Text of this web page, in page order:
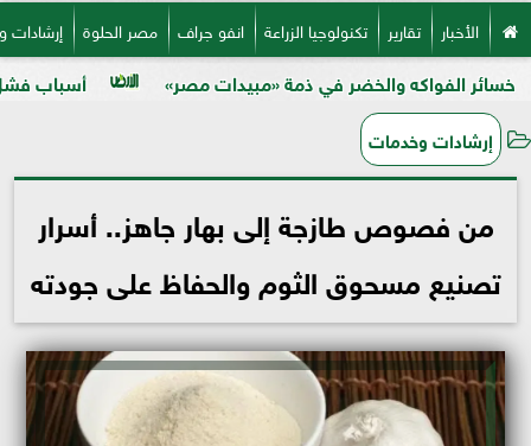
الأخبار تقارير تكنولوجيا الزراعة انفو جراف مصر الحلوة
أسباب فشل تحجيم والخضر في ذمة «مبيدات مصر»
إرشادات وخدمات
من فصوص طازجة إلى بهار جاهز.. أسرار
تصنيع مسحوق الثوم والحفاظ على جودته